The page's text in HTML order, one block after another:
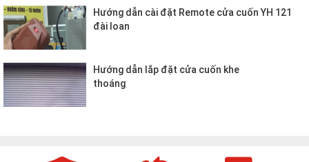
Hướng dẫn cài đặt Remote cửa cuốn YH 121
đài loan
Hướng dẫn lắp đặt cửa cuốn khe
thoáng